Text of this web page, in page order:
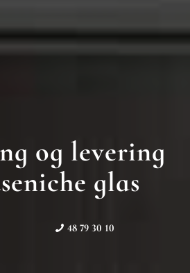
og levering
glas
48 79 30 10